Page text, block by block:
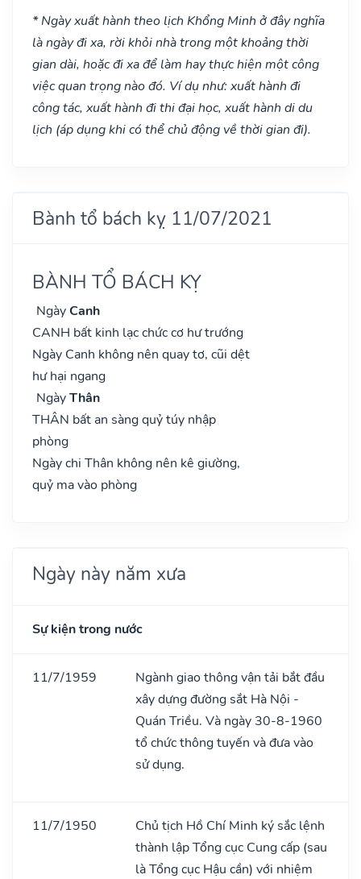
* Ngày xuất hành theo lịch Khổng Minh ở đây nghĩa
là ngày đi xa, rời khỏi nhà trong một khoảng thời
gian dài, hoặc đi xa để làm hay thực hiện một công
việc quan trọng nào đó. Ví dụ như: xuất hành đi
công tác, xuất hành đi thi đại học, xuất hành di du
lịch (áp dụng khi có thể chủ động về thời gian đi).
Bành tổ bách kỵ 11/07/2021
BÀNH TỔ BÁCH KỴ
NgàyCanh
CANH bất kinh lạc chức cơ hư trướng
Ngày Canh không nên quay tơ, cũi dệt
hư hại ngang
NgàyThân
THÂN bất an sàng quỷ túy nhập
phòng
Ngày chi Thân không nên kê giường,
quỷ ma vào phòng
Ngày này năm xưa
Sự kiện trong nước
11/7/1959
Ngành giao thông vận tải bắt đầu
xây dựng đường sắt Hà Nội -
Quán Triều. Và ngày 30-8-1960
tổ chức thông tuyến và đưa vào
sử dụng.
11/7/1950
Chủ tịch Hồ Chí Minh ký sắc lệnh
thành lập Tổng cục Cung cấp (sau
là Tổng cục Hậu cần) với nhiệm